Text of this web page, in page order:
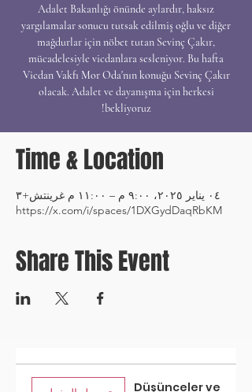
Adalet Bakanlığı önünde aylardır, haksız
yargılamalar sonucu tutsak edilmiş oğlu ve diğer
mağdurlar için nöbet tutan Sevinç Çakır,
mücadelesiyle vicdanlara sesleniyor. Bu hafta
Vicdan Vakfı Mor Oda'nın konuğu Sevinç Çakır
olacak. Adalet ve dayanışma için herkesi
bekliyoruz!
Time & Location
٠٤ يناير ٢٠٢٥، ٩:٠٠ م – ١١:٠٠ م غرينتش+٣
https://x.com/i/spaces/1DXGydDaqRbKM
Share This Event
Düşünceler ve